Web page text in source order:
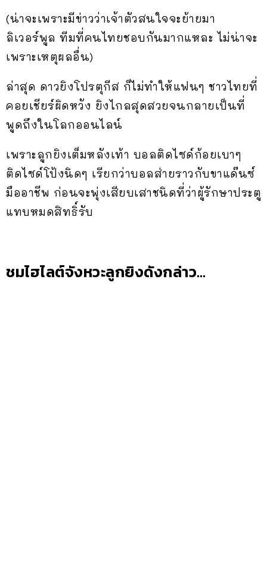
(น่าจะเพราะมีข่าวว่าเจ้าตัวสนใจจะย้ายมา
ลิเวอร์พูล ทีมที่คนไทยชอบกันมากแหละ ไม่น่าจะ
เพราะเหตุผลอื่น)
ล่าสุด ดาวยิงโปรตุกีส ก็ไม่ทำให้แฟนๆ ชาวไทยที่
คอยเชียร์ผิดหวัง ยิงไกลสุดสวยจนกลายเป็นที่
พูดถึงในโลกออนไลน์
เพราะลูกยิงเต็มหลังเท้า บอลติดไซด์ก้อยเบาๆ
ติดไซด์โป้งนิดๆ เรียกว่าบอลส่ายราวกับขาแด๊นซ์
มืออาชีพ ก่อนจะพุ่งเสียบเสาชนิดที่ว่าผู้รักษาประตู
แทบหมดสิทธิ์รับ
ชมไฮไลต์จังหวะลูกยิงดังกล่าว…